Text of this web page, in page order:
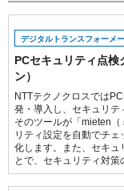
デジタルトランスフォーメ
PCセキュリティ点
ン）
NTTテクノクロスでは
発・導入し、セキュリテ
そのツールが「mieten
リティ設定を自動でチ
化します。また、セキュ
とで、セキュリティ対策